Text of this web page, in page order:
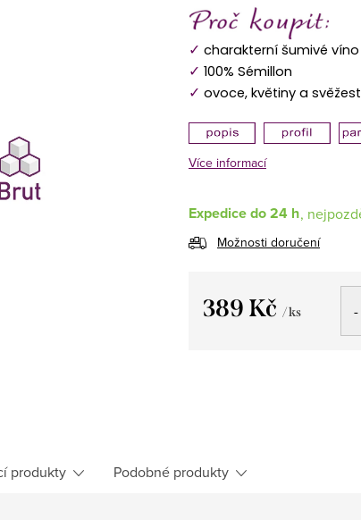
✓ charakterní šumivé víno
✓ 100% Sémillon
✓ ovoce, květiny a svěžest
Více informací
Expedice do 24 h
Možnosti doručení
389 Kč / ks
produkty Podobné produkty